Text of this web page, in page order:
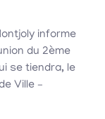
informe
du 2ème
se tiendra, le
Ville –